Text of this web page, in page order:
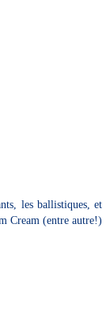
les ballistiques, et
Cream (entre autre!)